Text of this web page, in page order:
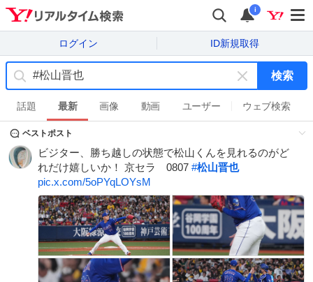
i
ログイン ID新規取得
キ
ー
ワ
ド
す
検索
話題 最新 画像 動画 ユーザー ウェブ検索
ベストポスト
ビジター、勝ち越しの状態で松山くんを見れるのがど
れだけ嬉しいか！ 京セラ 0807 #松山晋也
pic.x.com/5oPYqLOYsM